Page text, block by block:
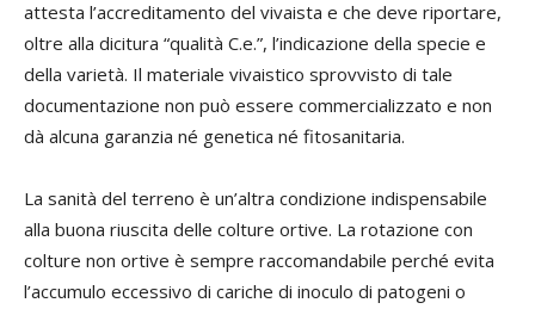
attesta l’accreditamento del vivaista e che deve riportare,
oltre alla dicitura “qualità C.e.”, l’indicazione della specie e
della varietà. Il materiale vivaistico sprovvisto di tale
documentazione non può essere commercializzato e non
dà alcuna garanzia né genetica né fitosanitaria.
La sanità del terreno è un’altra condizione indispensabile
alla buona riuscita delle colture ortive. La rotazione con
colture non ortive è sempre raccomandabile perché evita
l’accumulo eccessivo di cariche di inoculo di patogeni o